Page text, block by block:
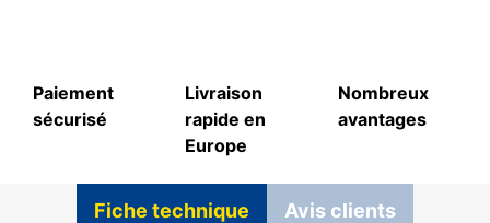
Paiement
sécurisé
Livraison
rapide en
Europe
Nombreux
avantages
Fiche technique Avis clients